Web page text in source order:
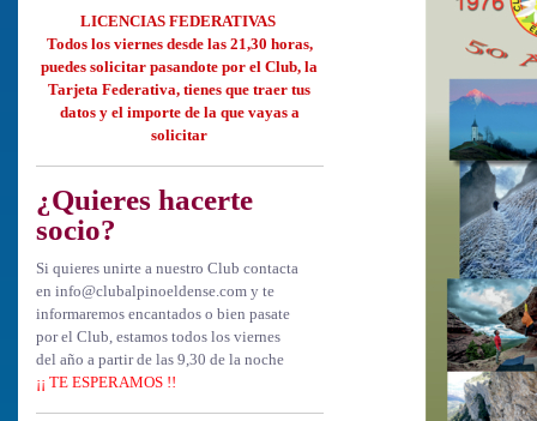
LICENCIAS FEDERATIVAS
Todos los viernes desde las 21,30 horas,
puedes solicitarpasandote por el Club, la
Tarjeta Federativa, tienes quetraer tus
datos y el importe de la que vayas a
solicitar
¿Quieres hacerte
socio?
Si quieres unirte a nuestro Club contacta
en info@clubalpinoeldense.com y te
informaremos encantados o bien pasate
por el Club, estamos todos los viernes
del año a partir de las 9,30 de la noche
¡¡ TE ESPERAMOS !!